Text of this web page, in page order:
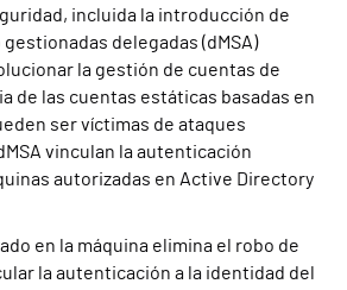
incluida la introducción de
delegadas (dMSA)
la gestión de cuentas de
de las cuentas estáticas basadas en
ser víctimas de ataques
vinculan la autenticación
autorizadas en Active Directory
en la máquina elimina el robo de
la autenticación a la identidad del